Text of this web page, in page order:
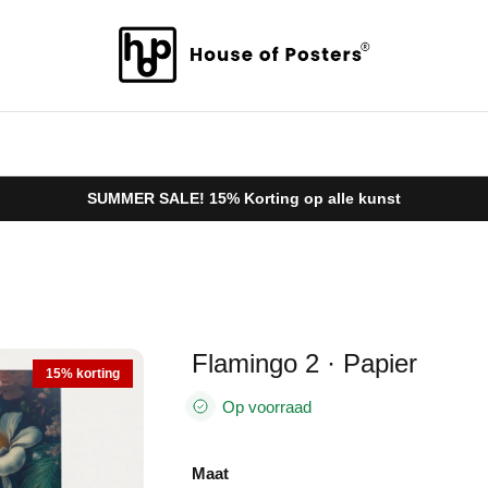
SUMMER SALE! 15% Korting op alle kunst
15% korting Flamingo 2 · Papier
Op voorraad
Maat